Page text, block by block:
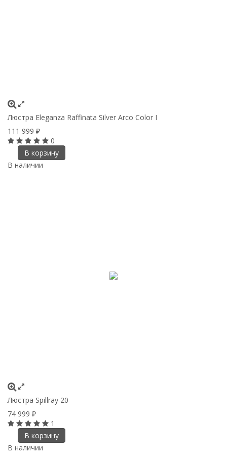
Люстра Eleganza Raffinata Silver Arco Сolor I
111 999 ₽
0
В корзину
В наличии
Люстра Spillray 20
74 999 ₽
1
В корзину
В наличии